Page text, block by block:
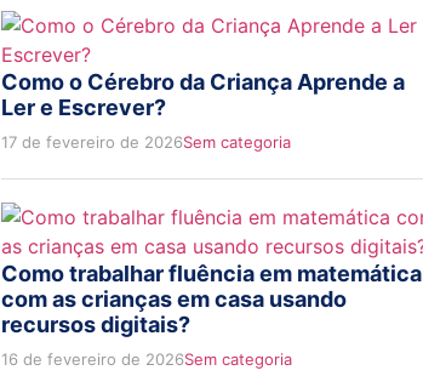
Como o Cérebro da Criança Aprende a
Ler e Escrever?
17 de fevereiro de 2026Sem categoria
Como trabalhar fluência em matemática
com as crianças em casa usando
recursos digitais?
16 de fevereiro de 2026Sem categoria